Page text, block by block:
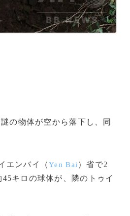
の物体が空から落下し、同
エンバイ（Yen Bai ）省で2
キロの球体が、隣のトゥイ